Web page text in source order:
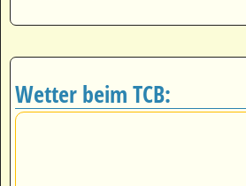
Wetter beim TCB: